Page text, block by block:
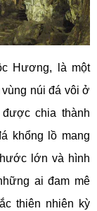
Hương, là một
núi đá vôi ở
chia thành
khổng lồ mang
lớn và hình
ai đam mê
thiên nhiên kỳ